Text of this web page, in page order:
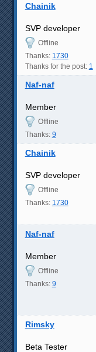
Chainik
SVP developer
Offline
Thanks: 1730
Thanks for the post: 1
Naf-naf
Member
Offline
Thanks: 9
Chainik
SVP developer
Offline
Thanks: 1730
Naf-naf
Member
Offline
Thanks: 9
Rimsky
Beta Tester